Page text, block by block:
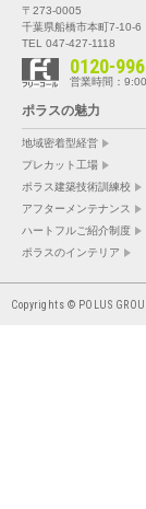
〒273-0005
千葉県船橋市本町7-10-6
TEL 047-427-1118
0120-
営業時間：
ポラスの魅力
地域密着型経営
プレカット工場
ポラス建築技術訓練校
アフターメンテナンス
ハートフルご紹介制度
ポラスのインテリア
Copyrights © POLUS